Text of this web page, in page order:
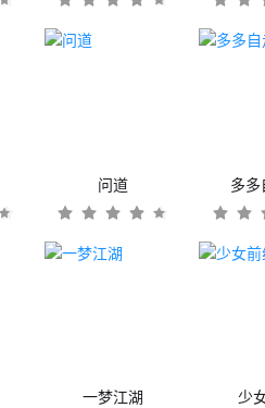
问道 多多
一梦江湖 少